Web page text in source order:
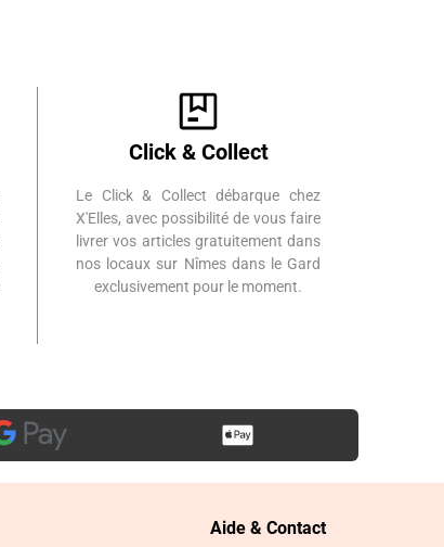
Click & Collect
Le Click & Collect débarque chez
X'Elles, avec possibilité de vous faire
livrer vos articles gratuitement dans
nos locaux sur Nîmes dans le Gard
exclusivement pour le moment.
Aide & Contact